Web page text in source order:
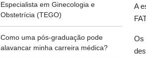
Especialista em Ginecologia e
Obstetrícia (TEGO)
Como uma pós-graduação pode
alavancar minha carreira médica?
A
Os